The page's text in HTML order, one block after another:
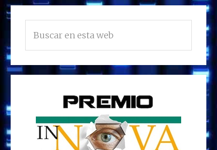
BARRA
LATERAL
PRINCIPAL
en
esta
web